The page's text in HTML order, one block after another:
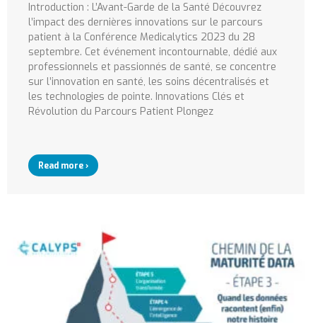
Introduction : L’Avant-Garde de la Santé Découvrez
l’impact des dernières innovations sur le parcours
patient à la Conférence Medicalytics 2023 du 28
septembre. Cet événement incontournable, dédié aux
professionnels et passionnés de santé, se concentre
sur l’innovation en santé, les soins décentralisés et
les technologies de pointe. Innovations Clés et
Révolution du Parcours Patient Plongez
Read more ›